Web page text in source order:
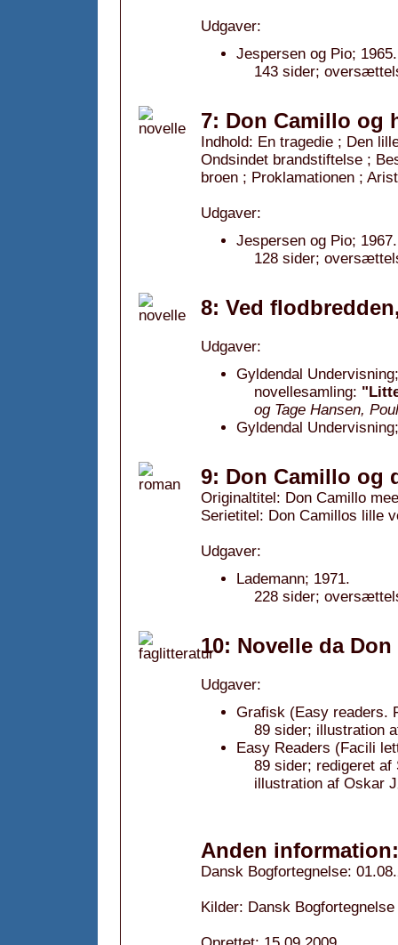
Udgaver:
Jespersen og Pio; 1965.
143 sider;
7: Don Camillo og
Indhold: En tragedie ; Den
Ondsindet brandstiftelse ;
broen ; Proklamationen ;
Udgaver:
Jespersen og Pio; 1967.
128 sider;
8: Ved
Udgaver:
Gyldendal
novellesamling:
og Tage Hansen,
Gyldendal
9: Don Camillo og
Originaltitel: Don Camillo
Serietitel: Don Camillos lille
Udgaver:
Lademann; 1971.
228 sider;
10: Novelle da
Udgaver:
Grafisk (Easy readers.
89 sider; illustration
Easy Readers (Facili
89 sider; redigeret af
illustration af Oskar
Anden information:
Dansk Bogfortegnelse:
Kilder: Dansk Bogfortegnelse